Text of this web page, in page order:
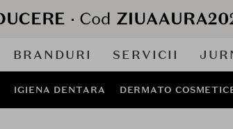
BRANDURI SERVICII
IGIENA DENTARA DERMATO